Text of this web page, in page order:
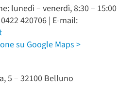
lunedì – venerdì, 8:30 – 15:00
420706 | E-mail:
su Google Maps >
5 – 32100 Belluno